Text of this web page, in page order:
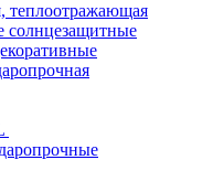
теплоотражающая